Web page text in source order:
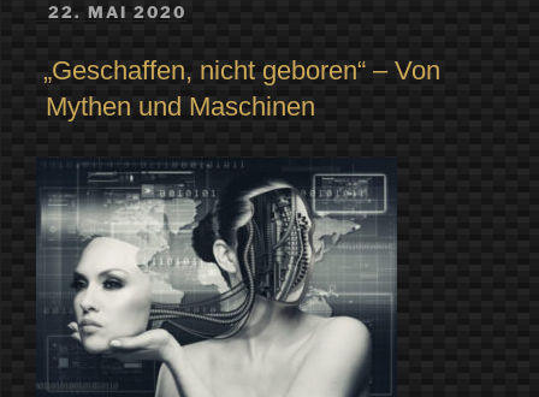
allerfernste
der
Götter
im
weiten
Himmel““
VERÖFFENTLICHT
22. MAI 2020
„Geschaffen, nicht geboren“ – Von
Mythen und Maschinen